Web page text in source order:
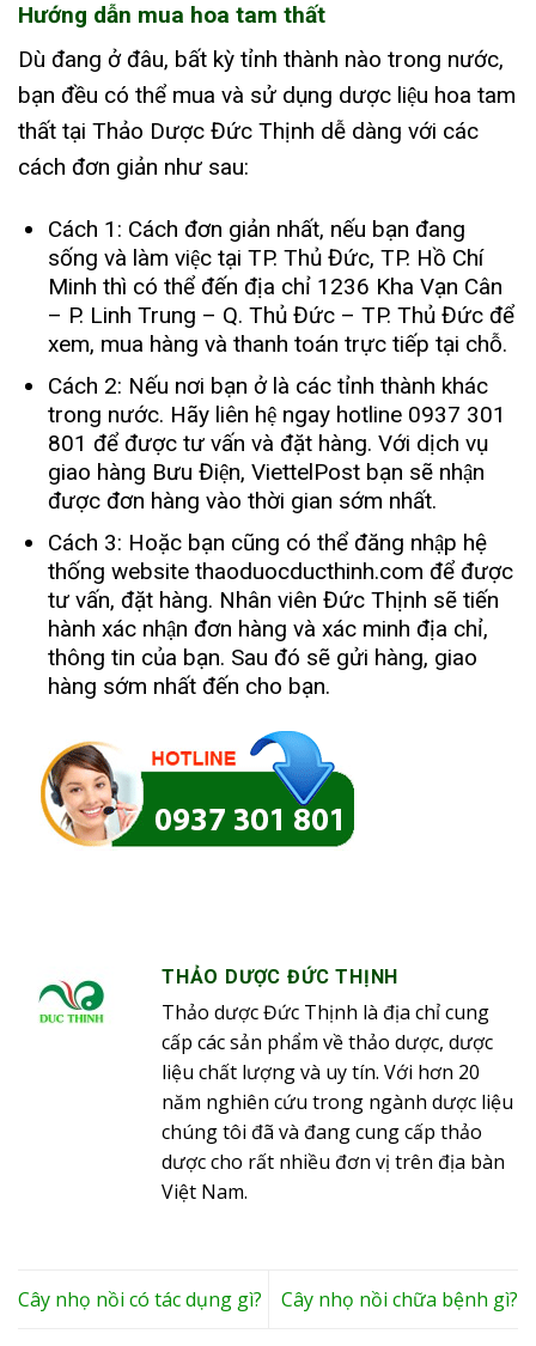
Hướng dẫn mua hoa tam thất
Dù đang ở đâu, bất kỳ tỉnh thành nào trong nước,
bạn đều có thể mua và sử dụng dược liệu hoa tam
thất tại Thảo Dược Đức Thịnh dễ dàng với các
cách đơn giản như sau:
Cách 1: Cách đơn giản nhất, nếu bạn đang
sống và làm việc tại TP. Thủ Đức, TP. Hồ Chí
Minh thì có thể đến địa chỉ 1236 Kha Vạn Cân
– P. Linh Trung – Q. Thủ Đức – TP. Thủ Đức để
xem, mua hàng và thanh toán trực tiếp tại chỗ.
Cách 2: Nếu nơi bạn ở là các tỉnh thành khác
trong nước. Hãy liên hệ ngay hotline 0937 301
801 để được tư vấn và đặt hàng. Với dịch vụ
giao hàng Bưu Điện, ViettelPost bạn sẽ nhận
được đơn hàng vào thời gian sớm nhất.
Cách 3: Hoặc bạn cũng có thể đăng nhập hệ
thống website thaoduocducthinh.com để được
tư vấn, đặt hàng. Nhân viên Đức Thịnh sẽ tiến
hành xác nhận đơn hàng và xác minh địa chỉ,
thông tin của bạn. Sau đó sẽ gửi hàng, giao
hàng sớm nhất đến cho bạn.
THẢO DƯỢC ĐỨC THỊNH
Thảo dược Đức Thịnh là địa chỉ cung
cấp các sản phẩm về thảo dược, dược
liệu chất lượng và uy tín. Với hơn 20
năm nghiên cứu trong ngành dược liệu
chúng tôi đã và đang cung cấp thảo
dược cho rất nhiều đơn vị trên địa bàn
Việt Nam.
Cây nhọ nồi có tác dụng gì? Cây nhọ nồi chữa bệnh gì?